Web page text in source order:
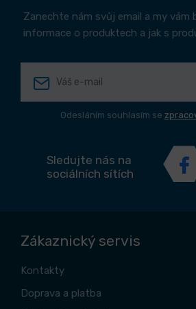
Zanechte nám svůj email a my vám
informace o produktech a jak s
Odesláním souhlasím se
Sledujte nás na
sociálních sítích
Zákaznický servis
Kontakty
Doprava a platba